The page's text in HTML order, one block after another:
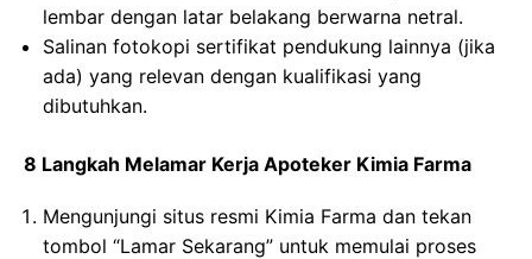
lembar dengan latar belakang berwarna netral.
Salinan fotokopi sertifikat pendukung lainnya (jika
ada) yang relevan dengan kualifikasi yang
dibutuhkan.
8 Langkah Melamar Kerja Apoteker Kimia Farma
Mengunjungi situs resmi Kimia Farma dan tekan
tombol “Lamar Sekarang” untuk memulai proses